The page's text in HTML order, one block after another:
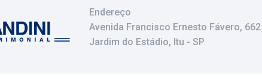
Endereço
Avenida Francisco Ernesto Fávero, 662
Jardim do Estádio, Itu - SP